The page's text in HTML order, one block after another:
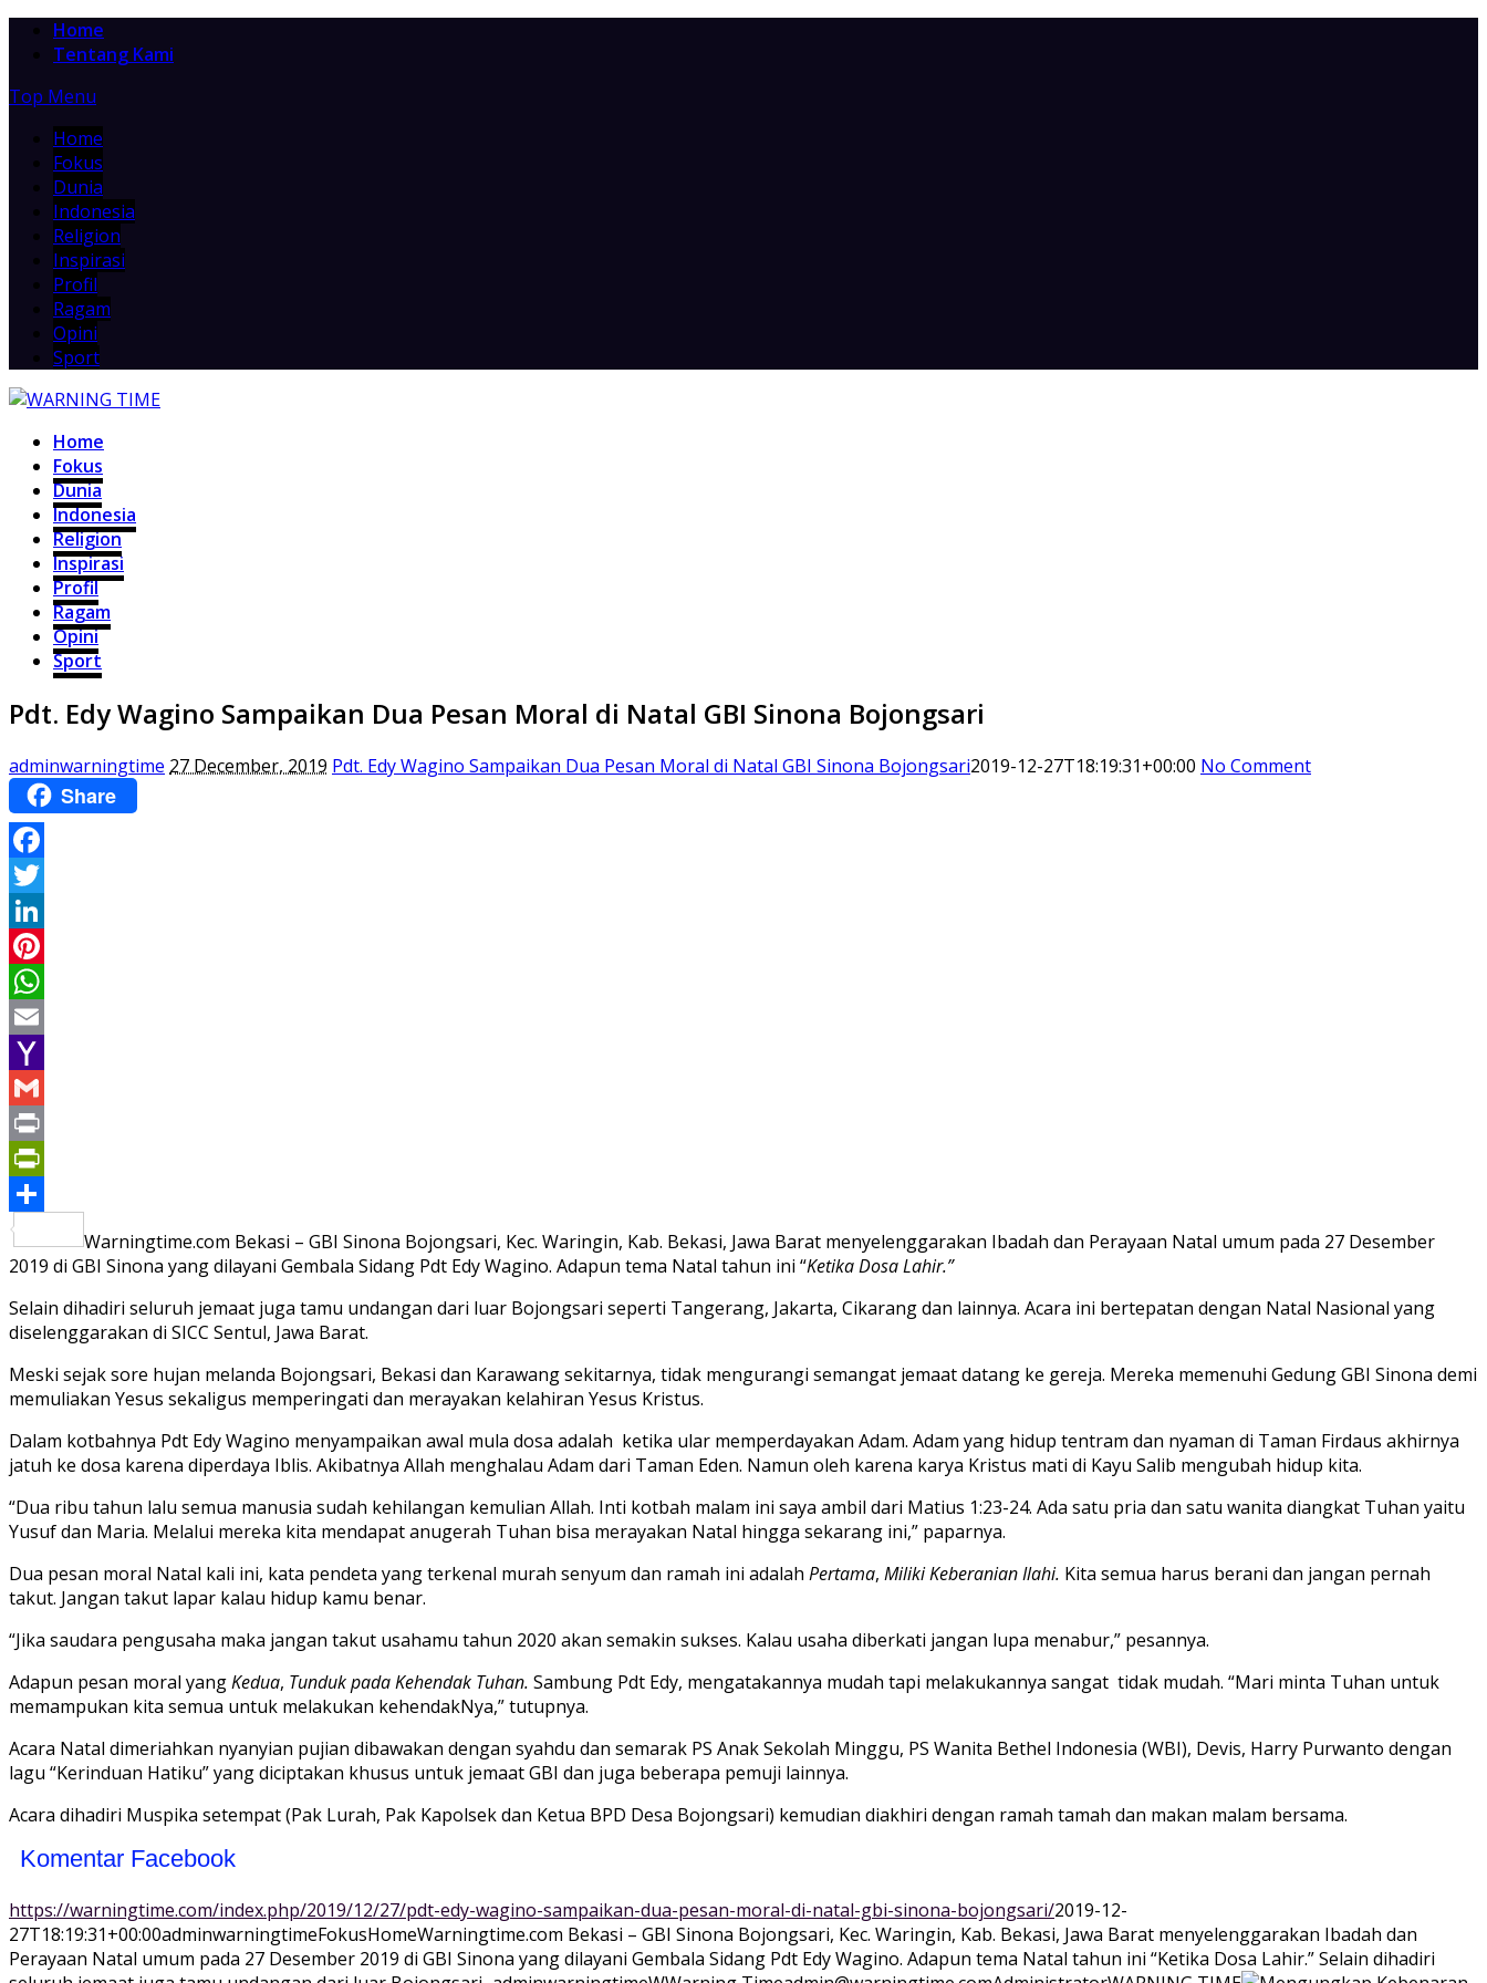
Home
Tentang Kami
Top Menu
Home
Fokus
Dunia
Indonesia
Religion
Inspirasi
Profil
Ragam
Opini
Sport
Home
Fokus
Dunia
Indonesia
Religion
Inspirasi
Profil
Ragam
Opini
Sport
Pdt. Edy Wagino Sampaikan Dua Pesan Moral di Natal GBI Sinona Bojongsari
adminwarningtime 27 December, 2019 Pdt. Edy Wagino Sampaikan Dua Pesan Moral di Natal GBI Sinona Bojongsari2019-12-27T18:19:31+00:00 No Comment
Share
Facebook
Twitter
LinkedIn
Pinterest
WhatsApp
Email
Yahoo
Mail
Gmail
Print
PrintFriendly
Share
Warningtime.com Bekasi – GBI Sinona Bojongsari, Kec. Waringin, Kab. Bekasi, Jawa Barat menyelenggarakan Ibadah dan Perayaan Natal umum pada 27 Desember
2019 di GBI Sinona yang dilayani Gembala Sidang Pdt Edy Wagino. Adapun tema Natal tahun ini “Ketika Dosa Lahir.”
Selain dihadiri seluruh jemaat juga tamu undangan dari luar Bojongsari seperti Tangerang, Jakarta, Cikarang dan lainnya. Acara ini bertepatan dengan Natal Nasional yang
diselenggarakan di SICC Sentul, Jawa Barat.
Meski sejak sore hujan melanda Bojongsari, Bekasi dan Karawang sekitarnya, tidak mengurangi semangat jemaat datang ke gereja. Mereka memenuhi Gedung GBI Sinona demi
memuliakan Yesus sekaligus memperingati dan merayakan kelahiran Yesus Kristus.
Dalam kotbahnya Pdt Edy Wagino menyampaikan awal mula dosa adalah ketika ular memperdayakan Adam. Adam yang hidup tentram dan nyaman di Taman Firdaus akhirnya
jatuh ke dosa karena diperdaya Iblis. Akibatnya Allah menghalau Adam dari Taman Eden. Namun oleh karena karya Kristus mati di Kayu Salib mengubah hidup kita.
“Dua ribu tahun lalu semua manusia sudah kehilangan kemulian Allah. Inti kotbah malam ini saya ambil dari Matius 1:23-24. Ada satu pria dan satu wanita diangkat Tuhan yaitu
Yusuf dan Maria. Melalui mereka kita mendapat anugerah Tuhan bisa merayakan Natal hingga sekarang ini,” paparnya.
Dua pesan moral Natal kali ini, kata pendeta yang terkenal murah senyum dan ramah ini adalah Pertama, Miliki Keberanian Ilahi. Kita semua harus berani dan jangan pernah
takut. Jangan takut lapar kalau hidup kamu benar.
“Jika saudara pengusaha maka jangan takut usahamu tahun 2020 akan semakin sukses. Kalau usaha diberkati jangan lupa menabur,” pesannya.
Adapun pesan moral yangKedua, Tunduk pada Kehendak Tuhan. Sambung Pdt Edy, mengatakannya mudah tapi melakukannya sangat tidak mudah. “Mari minta Tuhan untuk
memampukan kita semua untuk melakukan kehendakNya,” tutupnya.
Acara Natal dimeriahkan nyanyian pujian dibawakan dengan syahdu dan semarak PS Anak Sekolah Minggu, PS Wanita Bethel Indonesia (WBI), Devis, Harry Purwanto dengan
lagu “Kerinduan Hatiku” yang diciptakan khusus untuk jemaat GBI dan juga beberapa pemuji lainnya.
Acara dihadiri Muspika setempat (Pak Lurah, Pak Kapolsek dan Ketua BPD Desa Bojongsari) kemudian diakhiri dengan ramah tamah dan makan malam bersama.
Komentar Facebook
https://warningtime.com/index.php/2019/12/27/pdt-edy-wagino-sampaikan-dua-pesan-moral-di-natal-gbi-sinona-bojongsari/2019-12-
27T18:19:31+00:00adminwarningtimeFokusHomeWarningtime.com Bekasi – GBI Sinona Bojongsari, Kec. Waringin, Kab. Bekasi, Jawa Barat menyelenggarakan Ibadah dan
Perayaan Natal umum pada 27 Desember 2019 di GBI Sinona yang dilayani Gembala Sidang Pdt Edy Wagino. Adapun tema Natal tahun ini “Ketika Dosa Lahir.” Selain dihadiri